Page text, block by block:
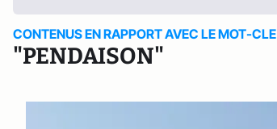
CONTENUS EN RAPPORT AVEC LE MOT-CLE
"PENDAISON"